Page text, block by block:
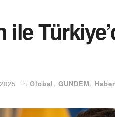
in Global, GUNDEM,